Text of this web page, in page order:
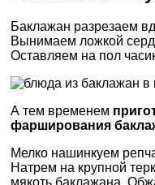
Баклажан разрезаем
Вынимаем ложкой
Оставляем на пол
А тем временем
фарширования
Мелко нашинкуем
Натрем на крупной
мякоть баклажана.